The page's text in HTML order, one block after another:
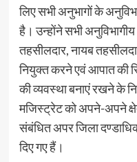
लिए सभी अनुभागों के
है। उन्होंने सभी
तहसीलदार, नायब
नियुक्त करने एवं आपात की
की व्यवस्था बनाएं रखने के
मजिस्ट्रेट को अपने-अपने
संबंधित अपर जिला
दिए गए हैं।